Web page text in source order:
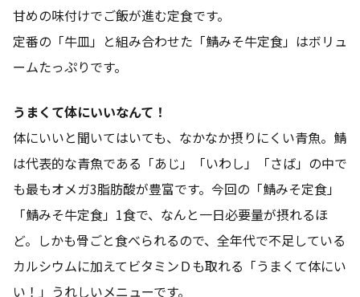
甘めの味付けでご飯が進む定食です。
定番の「牛皿」と組み合わせた「鯖みそ牛定食」はボリュ
ームたっぷりです。
うまくて体にいいなんて！
体にいいと聞いてはいても、なかなか摂りにくい青魚。鯖
は代表的な青魚である「あじ」「いわし」「さば」の中で
も最もオメガ3脂肪酸が豊富です。今回の「鯖みそ定食」
「鯖みそ牛定食」1食で、なんと一日必要量が摂れるほ
ど。しかも骨ごと食べられるので、全年代で不足している
カルシウムに加えてビタミンＤも取れる「うまくて体にい
い！」うれしいメニューです。